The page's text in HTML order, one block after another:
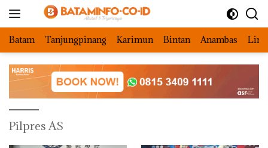
Batam Tanjungpinang Karimun Bintan Anambas
Pilpres AS